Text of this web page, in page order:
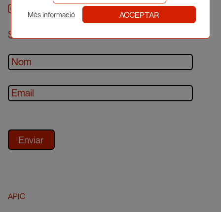
youtube
Subscriu-te al newsletter
APIC
Més informació ACCEPTAR